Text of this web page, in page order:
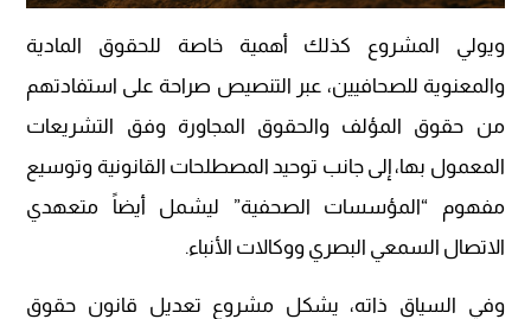
ويولي المشروع كذلك أهمية خاصة للحقوق المادية
والمعنوية للصحافيين، عبر التنصيص صراحة على استفادتهم
من حقوق المؤلف والحقوق المجاورة وفق التشريعات
المعمول بها، إلى جانب توحيد المصطلحات القانونية وتوسيع
مفهوم “المؤسسات الصحفية” ليشمل أيضاً متعهدي
الاتصال السمعي البصري ووكالات الأنباء.
وفي السياق ذاته، يشكل مشروع تعديل قانون حقوق